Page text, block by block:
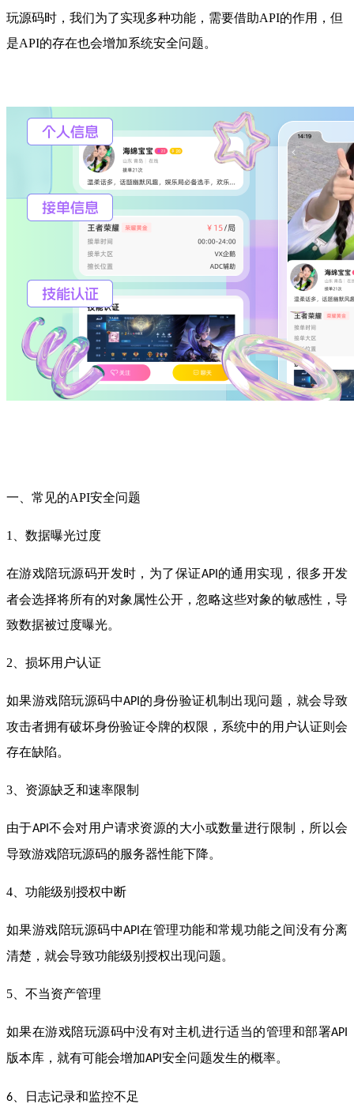
玩源码时，我们为了实现多种功能，需要借助API的作用，但
是API的存在也会增加系统安全问题。
一、常见的API安全问题
1、数据曝光过度
在游戏陪玩源码开发时，为了保证API 的通用实现，很多开发
者会选择将所有的对象属性公开，忽略这些对象的敏感性，导
致数据被过度曝光。
2、损坏用户认证
如果游戏陪玩源码中API 的身份验证机制出现问题，就会导致
攻击者拥有破坏身份验证令牌的权限，系统中的用户认证则会
存在缺陷。
3、资源缺乏和速率限制
由于API 不会对用户请求资源的大小或数量进行限制，所以会
导致游戏陪玩源码的服务器性能下降。
4、功能级别授权中断
如果游戏陪玩源码中API 在管理功能和常规功能之间没有分离
清楚，就会导致功能级别授权出现问题。
5、不当资产管理
如果在游戏陪玩源码中没有对主机进行适当的管理和部署API
版本库，就有可能会增加API 安全问题发生的概率。
6 、日志记录和监控不足